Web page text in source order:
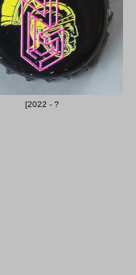
[2022 - ?